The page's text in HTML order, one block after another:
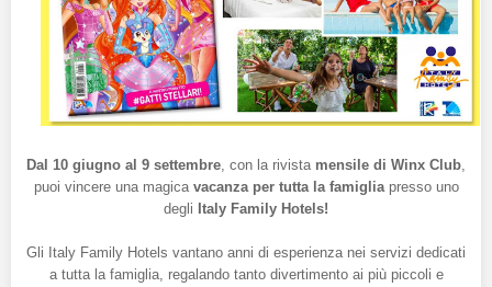
Dal 10 giugno al 9 settembre, con la rivista mensile di Winx Club,
puoi vincere una magica vacanza per tutta la famiglia presso uno
degli Italy Family Hotels!
Gli Italy Family Hotels vantano anni di esperienza nei servizi dedicati
a tutta la famiglia, regalando tanto divertimento ai più piccoli e